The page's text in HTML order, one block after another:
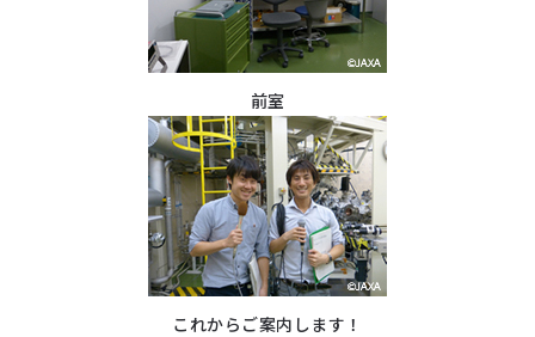
前室
これからご案内します！